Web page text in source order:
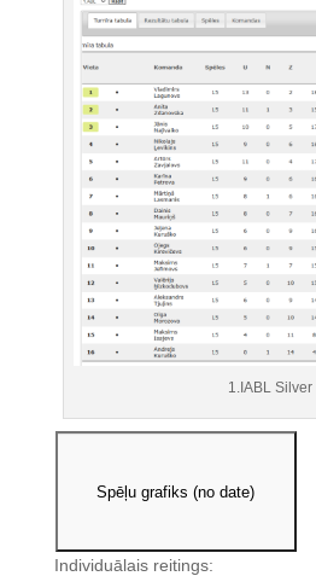
1.IABL Silver
Spēļu grafiks (no date)
Individuālais reitings: